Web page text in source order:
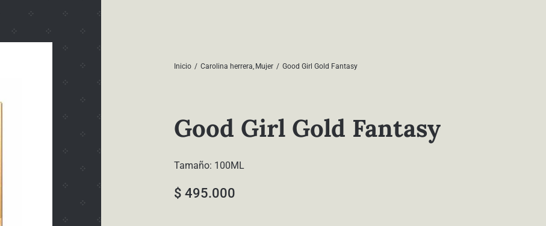
Inicio Carolina herrera Mujer Good Girl Gold Fantasy
Good Girl Gold Fantasy
Tamaño: 100ML
$ 495.000